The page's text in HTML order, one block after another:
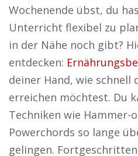
Wochenende übst, du
Unterricht flexibel zu
in der Nähe noch gibt?
entdecken:
deiner Hand, wie schnell
erreichen möchtest. Du
Techniken wie Hammer-
Powerchords so lange
gelingen.